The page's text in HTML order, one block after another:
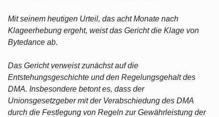
Mit seinem heutigen Urteil, das acht Monate nach
Klageerhebung ergeht, weist das Gericht die Klage von
Bytedance ab.
Das Gericht verweist zunächst auf die
Entstehungsgeschichte und den Regelungsgehalt des
DMA. Insbesondere betont es, dass der
Unionsgesetzgeber mit der Verabschiedung des DMA
durch die Festlegung von Regeln zur Gewährleistung der